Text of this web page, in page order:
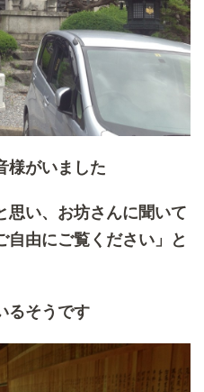
様がいました
思い、お坊さんに聞いて
由にご覧ください」と
るそうです